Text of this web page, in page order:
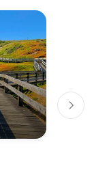
蓝山国